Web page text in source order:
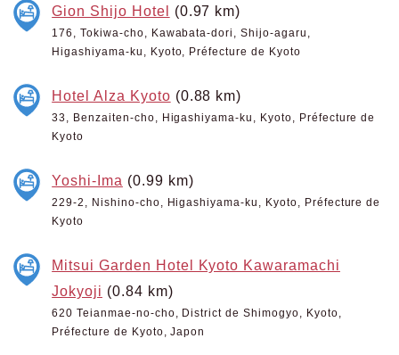
Gion Shijo Hotel (0.97 km)
176, Tokiwa-cho, Kawabata-dori, Shijo-agaru,
Higashiyama-ku, Kyoto, Préfecture de Kyoto
Hotel Alza Kyoto (0.88 km)
33, Benzaiten-cho, Higashiyama-ku, Kyoto, Préfecture de
Kyoto
Yoshi-Ima (0.99 km)
229-2, Nishino-cho, Higashiyama-ku, Kyoto, Préfecture de
Kyoto
Mitsui Garden Hotel Kyoto Kawaramachi
Jokyoji (0.84 km)
620 Teianmae-no-cho, District de Shimogyo, Kyoto,
Préfecture de Kyoto, Japon